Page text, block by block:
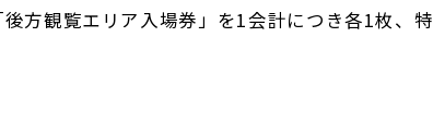
方観覧エリア入場券」を1会計につき各1枚、特